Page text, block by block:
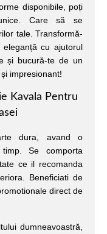
disponibile, poți
Care să se
tale. Transformă-
cu ajutorul
și bucură-te de un
impresionant!
Kavala Pentru
dura, avand o
Se comporta
ce il recomanda
Beneficiati de
direct de
dumneavoastră,